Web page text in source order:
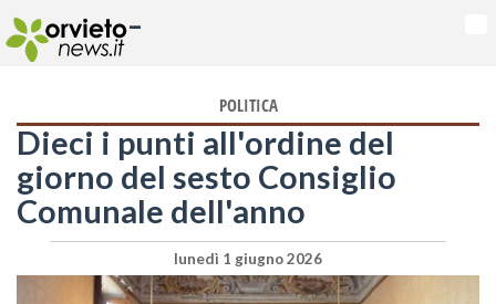
-
POLITICA
Dieci i punti all'ordine del
giorno del sesto Consiglio
Comunale dell'anno
lunedì 1 giugno 2026